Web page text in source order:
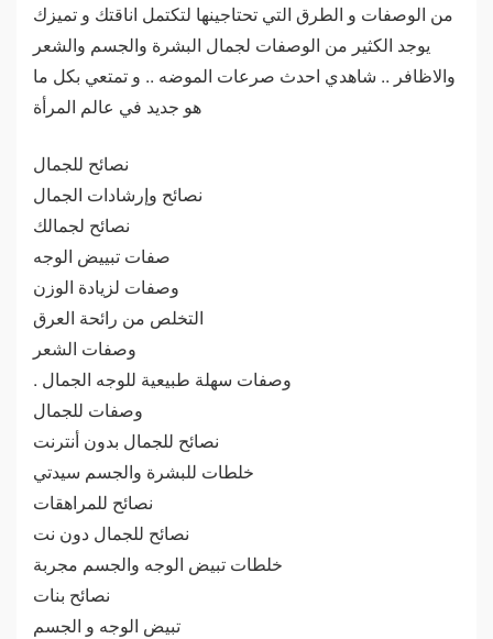
من الوصفات و الطرق التي تحتاجينها لتكتمل اناقتك و تميزك
يوجد الكثير من الوصفات لجمال البشرة والجسم والشعر
والاظافر .. شاهدي احدث صرعات الموضه .. و تمتعي بكل ما
هو جديد في عالم المرأة
نصائح للجمال
نصائح وإرشادات الجمال
نصائح لجمالك
صفات تبييض الوجه
وصفات لزيادة الوزن
التخلص من رائحة العرق
وصفات الشعر
. وصفات سهلة طبيعية للوجه الجمال
وصفات للجمال
نصائح للجمال بدون أنترنت
خلطات للبشرة والجسم سيدتي
نصائح للمراهقات
نصائح للجمال دون نت
خلطات تبيض الوجه والجسم مجربة
نصائح بنات
تبيض الوجه و الجسم